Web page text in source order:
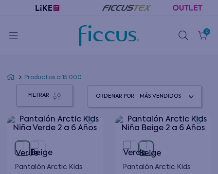
0
Productos a 15.000
FILTRAR ORDENAR POR MÁS VENDIDOS
Pantalón Arctic Kids
Pantalón Arctic Kids